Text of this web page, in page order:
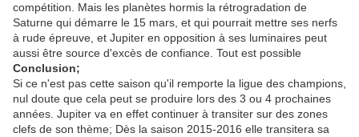
compétition. Mais les planètes hormis la rétrogradation de
Saturne qui démarre le 15 mars, et qui pourrait mettre ses nerfs
à rude épreuve, et Jupiter en opposition à ses luminaires peut
aussi être source d'excès de confiance. Tout est possible
Conclusion;
Si ce n'est pas cette saison qu'il remporte la ligue des champions,
nul doute que cela peut se produire lors des 3 ou 4 prochaines
années. Jupiter va en effet continuer à transiter sur des zones
clefs de son thème; Dès la saison 2015-2016 elle transitera sa